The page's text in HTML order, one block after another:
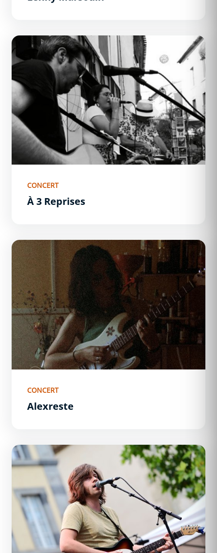
À 3 Reprises
CONCERT
À 3 Reprises
Alexreste
CONCERT
Alexreste
Jérémy Montana